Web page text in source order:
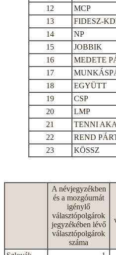
12
MCP
13
FIDESZ-
14
NP
15
JOBBIK
16
MEDETE
17
18
EGYÜTT
19
CSP
20
LMP
21
TENNI
22
REND
23
KÖSSZ
A névjegyzékben
és a mozgóurnát
igénylő
választópolgárok
jegyzékében lévő
választópolgárok
száma